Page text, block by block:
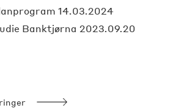
14.03.2024
Banktjørna 2023.09.20